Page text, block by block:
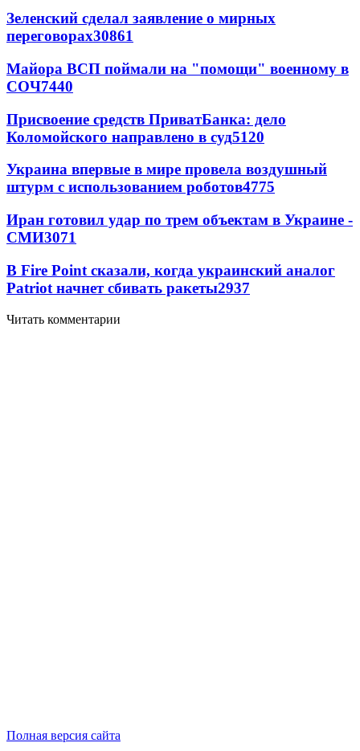
Зеленский сделал заявление о мирных
переговорах30861
Майора ВСП поймали на "помощи" военному в
СОЧ7440
Присвоение средств ПриватБанка: дело
Коломойского направлено в суд5120
Украина впервые в мире провела воздушный
штурм с использованием роботов4775
Иран готовил удар по трем объектам в Украине -
СМИ3071
В Fire Point сказали, когда украинский аналог
Patriot начнет сбивать ракеты2937
Читать комментарии
Полная версия сайта